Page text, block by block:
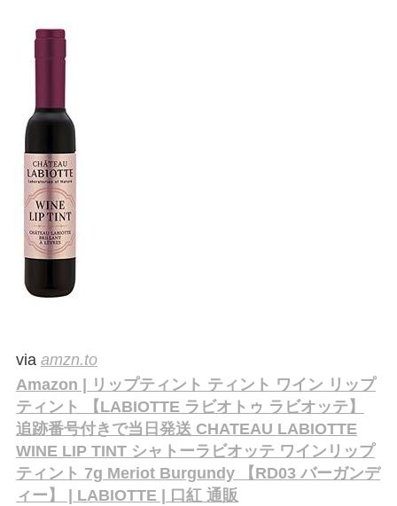
via amzn.to
Amazon | リップティント ティント ワイン リップ
ティント 【LABIOTTE ラビオトゥ ラビオッテ】
追跡番号付きで当日発送 CHATEAU LABIOTTE
WINE LIP TINT シャトーラビオッテ ワインリップ
ティント 7g Meriot Burgundy 【RD03 バーガンデ
ィー】 | LABIOTTE | 口紅 通販